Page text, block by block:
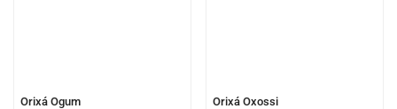
Orixá Ogum Orixá Oxossi